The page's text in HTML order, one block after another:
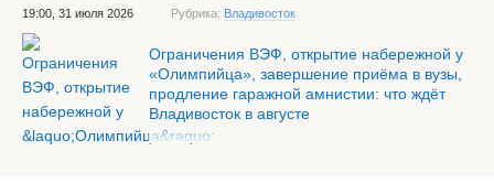
19:00, 31 июля 2026 Рубрика: Владивосток
Ограничения ВЭФ, открытие набережной у
«Олимпийца», завершение приёма в вузы,
продление гаражной амнистии: что ждёт
Владивосток в августе